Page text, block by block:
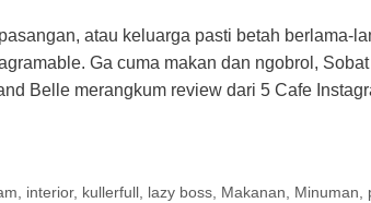
atau keluarga pasti betah berlama-
Ga cuma makan dan ngobrol,
Belle merangkum review dari 5 Cafe
, interior, kullerfull , lazy boss, Makanan, Minuman,